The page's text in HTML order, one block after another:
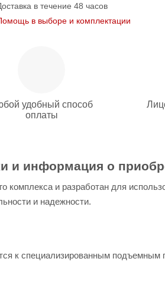
в течение 48 часов
в выборе и комплектации
удобный способ
оплаты
и информация о
комплекса и разработан для
и надежности.
к специализированным